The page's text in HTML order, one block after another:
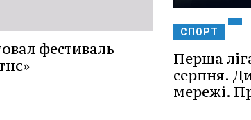
фестиваль
СПОРТ
Перша
серпня.
мережі.